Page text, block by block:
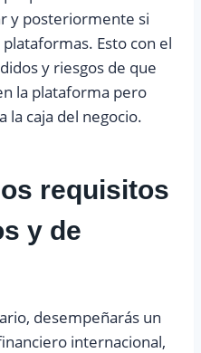
y posteriormente si
Esto con el
y riesgos de que
la plataforma pero
la caja del negocio.
requisitos
y de
desempeñarás un
internacional,